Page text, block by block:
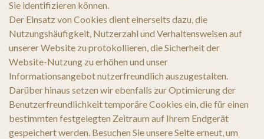
Sie identifizieren können.
Der Einsatz von Cookies dient einerseits dazu, die
Nutzungshäufigkeit, Nutzerzahl und Verhaltensweisen auf
unserer Website zu protokollieren, die Sicherheit der
Website-Nutzung zu erhöhen und unser
Informationsangebot nutzerfreundlich auszugestalten.
Darüber hinaus setzen wir ebenfalls zur Optimierung der
Benutzerfreundlichkeit temporäre Cookies ein, die für einen
bestimmten festgelegten Zeitraum auf Ihrem Endgerät
gespeichert werden. Besuchen Sie unsere Seite erneut, um